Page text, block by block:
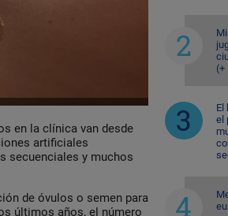
en la clínica van desde
artificiales
secuenciales y muchos
de óvulos o semen para
últimos años, el número
(+
El
el